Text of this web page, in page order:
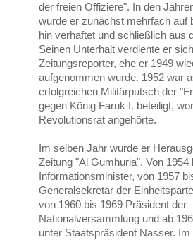
der freien Offiziere". In den
wurde er zunächst mehrfach auf
hin verhaftet und schließlich aus
Seinen Unterhalt verdiente er
Zeitungsreporter, ehe er 1949
aufgenommen wurde. 1952 war
erfolgreichen Militärputsch der
gegen König Faruk I. beteiligt,
Revolutionsrat angehörte.
Im selben Jahr wurde er
Zeitung "Al Gumhuria". Von 1954
Informationsminister, von 1957
Generalsekretär der
von 1960 bis 1969 Präsident der
Nationalversammlung und ab
unter Staatspräsident Nasser.